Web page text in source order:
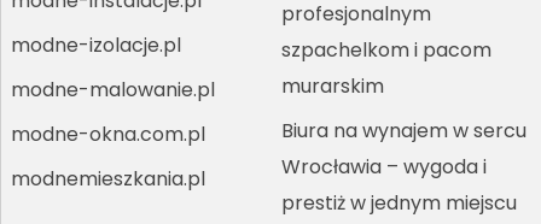
modne-izolacje.pl
modne-malowanie.pl
modne-okna.com.pl
modnemieszkania.pl
profesjonalnym
szpachelkom i pacom
murarskim
Biura na wynajem w sercu
Wrocławia – wygoda i
prestiż w jednym miejscu